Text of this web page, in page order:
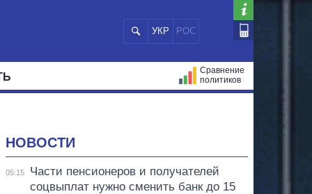
УКР РОС
Сравнение
политиков
НОВОСТИ
05:15
Части пенсионеров и получателей
соцвыплат нужно сменить банк до 15